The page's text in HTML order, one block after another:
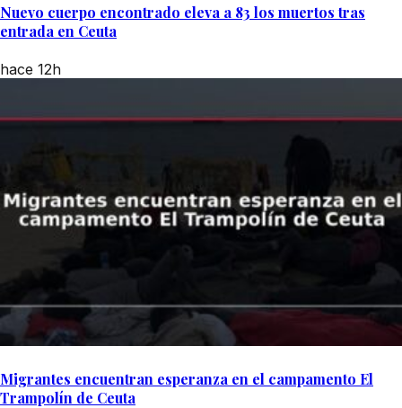
Nuevo cuerpo encontrado eleva a 83 los muertos tras
entrada en Ceuta
hace 12h
Migrantes encuentran esperanza en el campamento El
Trampolín de Ceuta